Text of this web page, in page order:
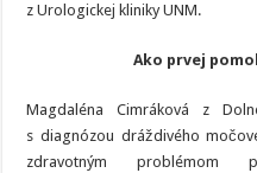
z Urologickej kliniky UNM.
Ako prvej
Magdaléna Cimráková z
s diagnózou dráždivého
zdravotným problémom